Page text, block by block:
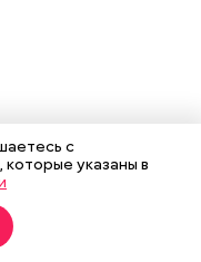
с
указаны в